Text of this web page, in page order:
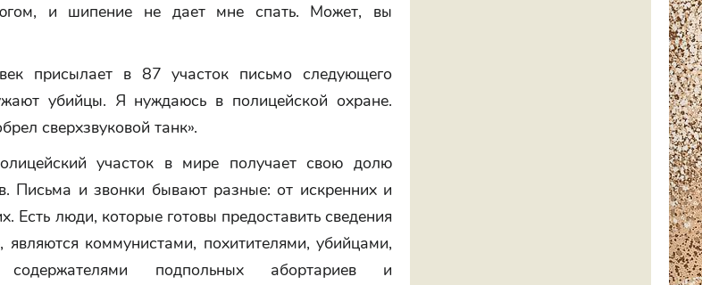
и шипение не дает мне спать. Может, вы
присылает в 87 участок письмо следующего
убийцы. Я нуждаюсь в полицейской охране.
сверхзвуковой танк».
участок в мире получает свою долю
Письма и звонки бывают разные: от искренних и
Есть люди, которые готовы предоставить сведения
коммунистами, похитителями, убийцами,
содержателями подпольных абортариев и